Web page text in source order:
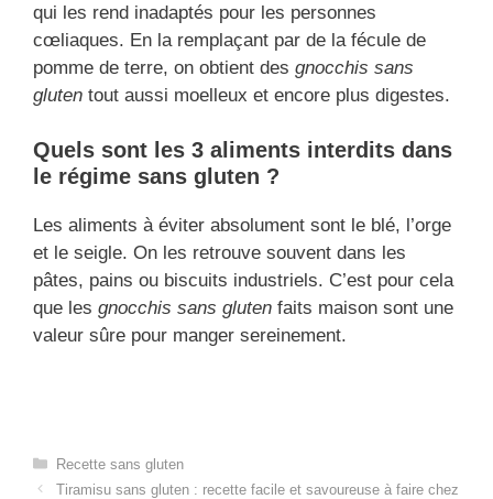
qui les rend inadaptés pour les personnes
cœliaques. En la remplaçant par de la fécule de
pomme de terre, on obtient des gnocchis sans
gluten tout aussi moelleux et encore plus digestes.
Quels sont les 3 aliments interdits dans
le régime sans gluten ?
Les aliments à éviter absolument sont le blé, l’orge
et le seigle. On les retrouve souvent dans les
pâtes, pains ou biscuits industriels. C’est pour cela
que les gnocchis sans gluten faits maison sont une
valeur sûre pour manger sereinement.
Categories
Recette sans gluten
Tiramisu sans gluten : recette facile et savoureuse à faire chez